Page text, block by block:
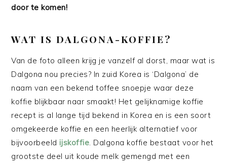
door te komen!
WAT IS DALGONA-KOFFIE?
Van de foto alleen krijg je vanzelf al dorst, maar wat is
Dalgona nou precies? In zuid Korea is ‘Dalgona’ de
naam van een bekend toffee snoepje waar deze
koffie blijkbaar naar smaakt! Het gelijknamige koffie
recept is al lange tijd bekend in Korea en is een soort
omgekeerde koffie en een heerlijk alternatief voor
bijvoorbeeldijskoffie. Dalgona koffie bestaat voor het
grootste deel uit koude melk gemengd met een